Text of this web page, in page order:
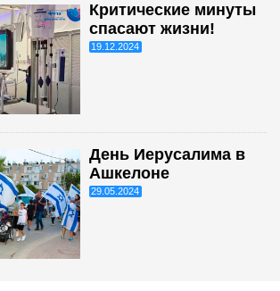
Критические минуты
спасают жизни!
19.12.2024
День Иерусалима в
Ашкелоне
29.05.2024